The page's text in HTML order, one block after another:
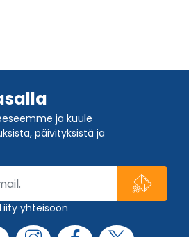
ja kuule
päivityksistä ja
Liity yhteisöön